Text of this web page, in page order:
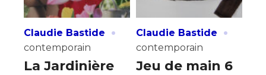
Claudie Bastide ·
contemporain
La Jardinière
Claudie Bastide ·
contemporain
Jeu de main 6